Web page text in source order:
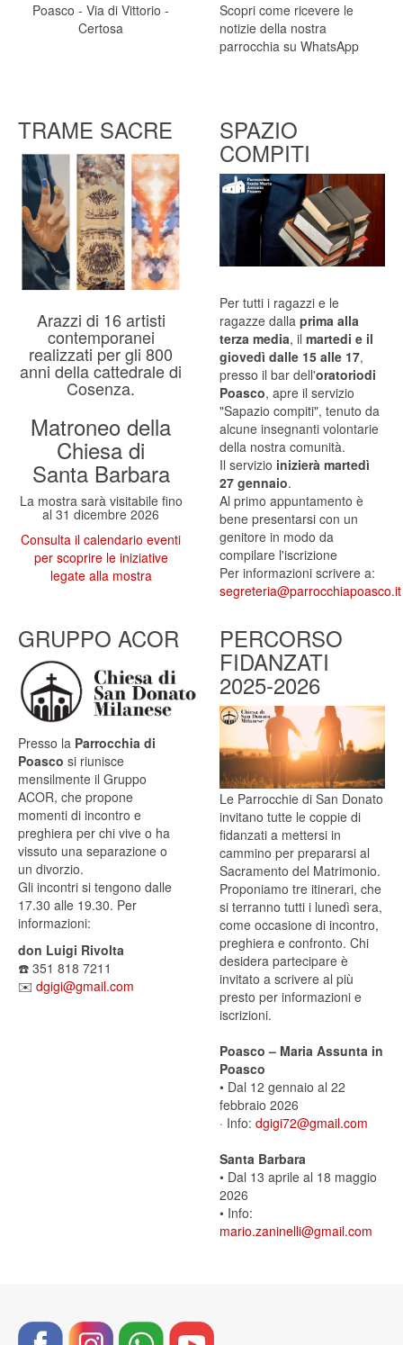
Poasco - Via di Vittorio -
Certosa
Scopri come ricevere le
notizie della nostra
parrocchia su WhatsApp
TRAME SACRE
Arazzi di 16 artisti
contemporanei
realizzati per gli 800
anni della cattedrale di
Cosenza.
Matroneo della
Chiesa di
Santa Barbara
La mostra sarà visitabile fino
al 31 dicembre 2026
Consulta il calendario eventi
per scoprire le iniziative
legate alla mostra
SPAZIO
COMPITI
Per tutti i ragazzi e le
ragazze dalla prima alla
terza media, il martedi e il
giovedì dalle 15 alle 17,
presso il bar dell'oratoriodi
Poasco, apre il servizio
"Sapazio compiti", tenuto da
alcune insegnanti volontarie
della nostra comunità.
Il servizio inizierà martedì
27 gennaio.
Al primo appuntamento è
bene presentarsi con un
genitore in modo da
compilare l'iscrizione
Per informazioni scrivere a:
segreteria@parrocchiapoasco.it
GRUPPO ACOR
Presso la Parrocchia di
Poasco si riunisce
mensilmente il Gruppo
ACOR, che propone
momenti di incontro e
preghiera per chi vive o ha
vissuto una separazione o
un divorzio.
Gli incontri si tengono dalle
17.30 alle 19.30. ​Per
informazioni:
don Luigi Rivolta
☎️ 351 818 7211
✉️ dgigi@gmail.com
PERCORSO
FIDANZATI
2025-2026
Le Parrocchie di San Donato
invitano tutte le coppie di
fidanzati a mettersi in
cammino per prepararsi al
Sacramento del Matrimonio.
Proponiamo tre itinerari, che
si terranno tutti i lunedì sera,
come occasione di incontro,
preghiera e confronto. Chi
desidera partecipare è
invitato a scrivere al più
presto per informazioni e
iscrizioni.
Poasco – Maria Assunta in
Poasco
• Dal 12 gennaio al 22
febbraio 2026
· Info: dgigi72@gmail.com
Santa Barbara
• Dal 13 aprile al 18 maggio
2026
• Info:
mario.zaninelli@gmail.com